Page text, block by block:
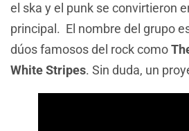
el ska y el punk se convirtieron
principal. El nombre del grupo
dúos famosos del rock como
White Stripes. Sin duda, un